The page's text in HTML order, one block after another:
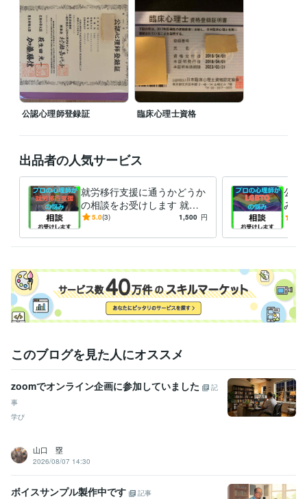
学歴
近畿大学 2015年3月 ~ 2017年2月
公認心理師登録証 臨床心理士資格
出品者の人気サービス
就労移行支援に通うかどうか
の相談をお受けします 就労
移行支援勤務☆産業分野を専
応！
5.0(3) 1,500 円
公認
みお
ンセ
このブログを見た人にオススメ
zoomでオンライン企画に参加していました
記
事
学び
山口 塁
2026/08/07 14:30
ボイスサンプル製作中です
記事